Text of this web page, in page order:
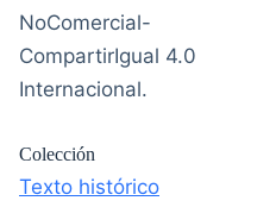
NoComercial-
CompartirIgual 4.0
Internacional.
Colección
Texto histórico